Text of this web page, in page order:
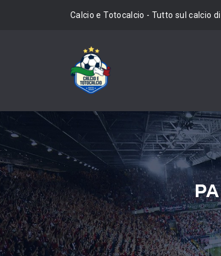
Calcio e Totocalcio - Tutto sul calcio